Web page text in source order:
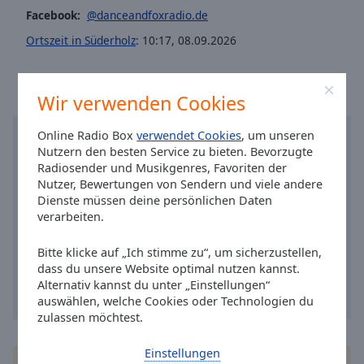
Wir verwenden Cookies
Online Radio Boxverwendet Cookies, um unseren
Nutzern den besten Service zu bieten. Bevorzugte
Radiosender und Musikgenres, Favoriten der
Nutzer, Bewertungen von Sendern und viele andere
Dienste müssen deine persönlichen Daten
verarbeiten.
Bitte klicke auf „Ich stimme zu“, um sicherzustellen,
dass du unsere Website optimal nutzen kannst.
Alternativ kannst du unter „Einstellungen“
auswählen, welche Cookies oder Technologien du
zulassen möchtest.
Einstellungen
Area
Background
Opacity
Family
Facebook: @danceandfoxradio.de
Ortszeit in Süderholz: 10:17, 08.09.2026